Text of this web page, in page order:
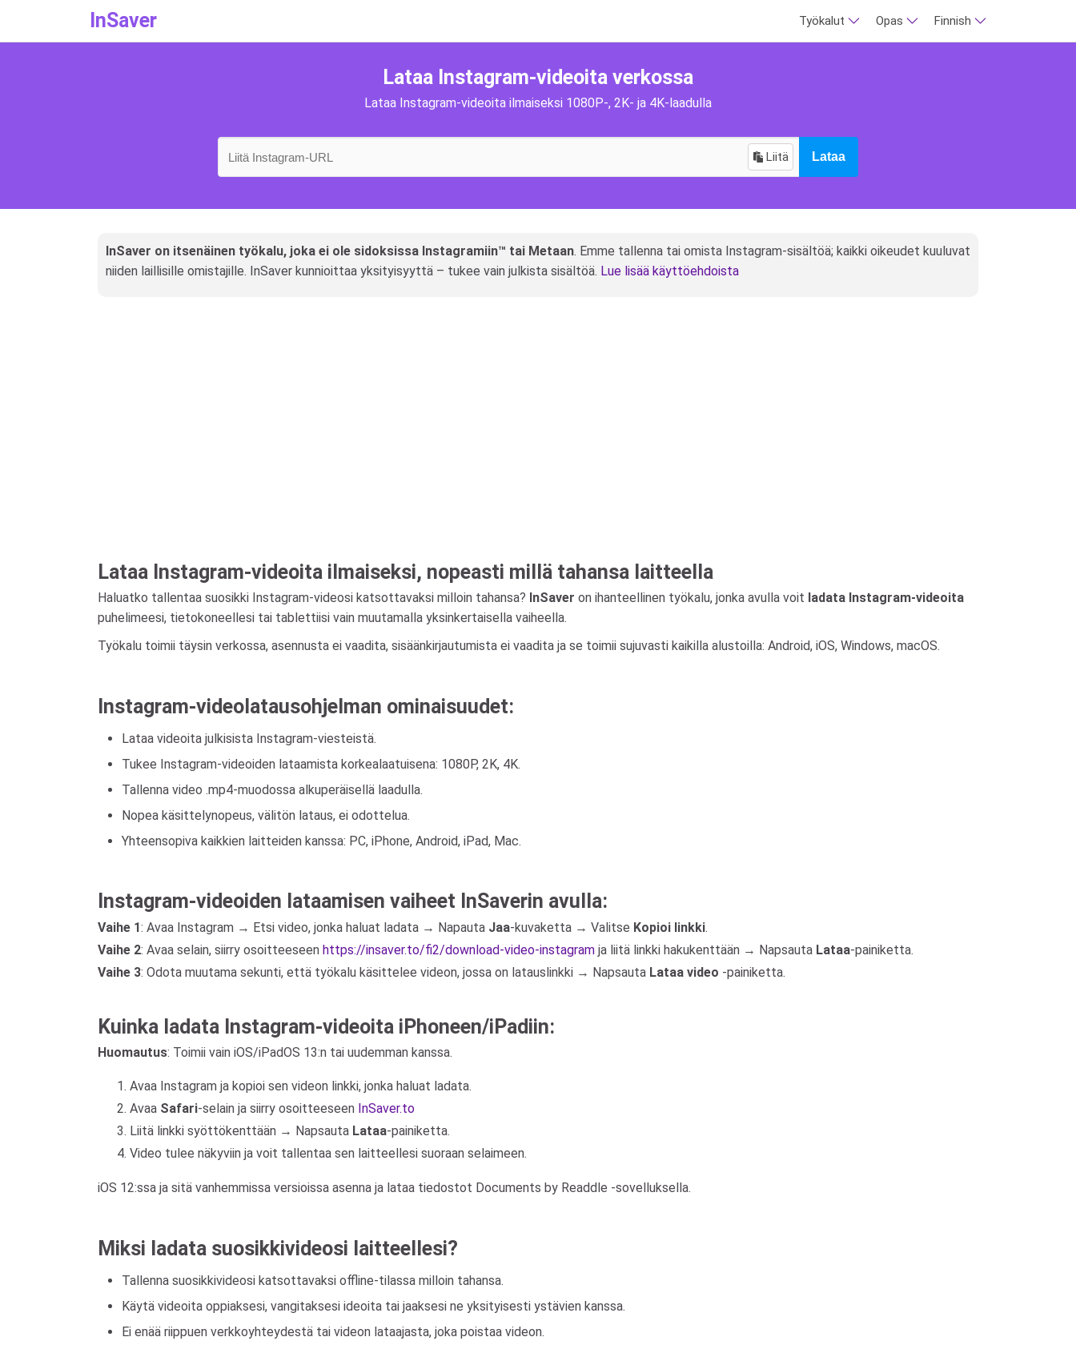
InSaver Työkalut Opas Finnish
Lataa Instagram-videoita verkossa
Lataa Instagram-videoita ilmaiseksi 1080P-, 2K- ja 4K-laadulla
Liitä Lataa
InSaver on itsenäinen työkalu, joka ei ole sidoksissa Instagramiin™ tai Metaan. Emme tallenna tai omista Instagram-sisältöä; kaikki oikeudet kuuluvat
niiden laillisille omistajille. InSaver kunnioittaa yksityisyyttä – tukee vain julkista sisältöä. Lue lisää käyttöehdoista
Lataa Instagram-videoita ilmaiseksi, nopeasti millä tahansa laitteella
Haluatko tallentaa suosikki Instagram-videosi katsottavaksi milloin tahansa? InSaver on ihanteellinen työkalu, jonka avulla voit ladata Instagram-videoita
puhelimeesi, tietokoneellesi tai tablettiisi vain muutamalla yksinkertaisella vaiheella.
Työkalu toimii täysin verkossa, asennusta ei vaadita, sisäänkirjautumista ei vaadita ja se toimii sujuvasti kaikilla alustoilla: Android, iOS, Windows, macOS.
Instagram-videolatausohjelman ominaisuudet:
Lataa videoita julkisista Instagram-viesteistä.
Tukee Instagram-videoiden lataamista korkealaatuisena: 1080P, 2K, 4K.
Tallenna video .mp4-muodossa alkuperäisellä laadulla.
Nopea käsittelynopeus, välitön lataus, ei odottelua.
Yhteensopiva kaikkien laitteiden kanssa: PC, iPhone, Android, iPad, Mac.
Instagram-videoiden lataamisen vaiheet InSaverin avulla:
Vaihe 1: Avaa Instagram → Etsi video, jonka haluat ladata → Napauta Jaa-kuvaketta → Valitse Kopioi linkki.
Vaihe 2: Avaa selain, siirry osoitteeseen https://insaver.to/fi2/download-video-instagram ja liitä linkki hakukenttään → Napsauta Lataa-painiketta.
Vaihe 3: Odota muutama sekunti, että työkalu käsittelee videon, jossa on latauslinkki → Napsauta Lataa video -painiketta.
Kuinka ladata Instagram-videoita iPhoneen/iPadiin:
Huomautus: Toimii vain iOS/iPadOS 13:n tai uudemman kanssa.
Avaa Instagram ja kopioi sen videon linkki, jonka haluat ladata.
Avaa Safari-selain ja siirry osoitteeseen InSaver.to
Liitä linkki syöttökenttään → Napsauta Lataa-painiketta.
Video tulee näkyviin ja voit tallentaa sen laitteellesi suoraan selaimeen.
iOS 12:ssa ja sitä vanhemmissa versioissa asenna ja lataa tiedostot Documents by Readdle -sovelluksella.
Miksi ladata suosikkivideosi laitteellesi?
Tallenna suosikkivideosi katsottavaksi offline-tilassa milloin tahansa.
Käytä videoita oppiaksesi, vangitaksesi ideoita tai jaaksesi ne yksityisesti ystävien kanssa.
Ei enää riippuen verkkoyhteydestä tai videon lataajasta, joka poistaa videon.